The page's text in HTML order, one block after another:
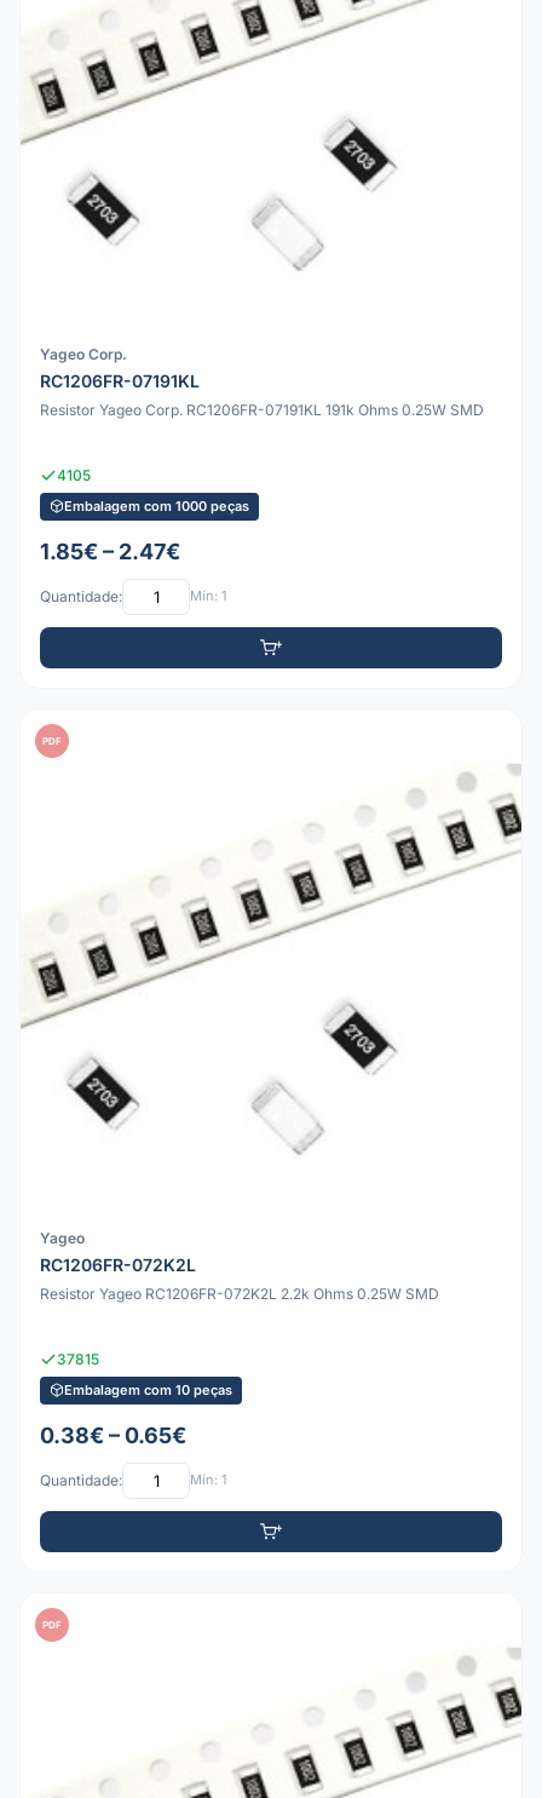
Yageo Corp.
RC1206FR-07191KL
Resistor Yageo Corp. RC1206FR-07191KL 191k Ohms 0.25W SMD
4105
Embalagem com 1000 peças
1.85€ – 2.47€
Quantidade: Mín: 1
PDF
Yageo
RC1206FR-072K2L
Resistor Yageo RC1206FR-072K2L 2.2k Ohms 0.25W SMD
37815
Embalagem com 10 peças
0.38€ – 0.65€
Quantidade: Mín: 1
PDF